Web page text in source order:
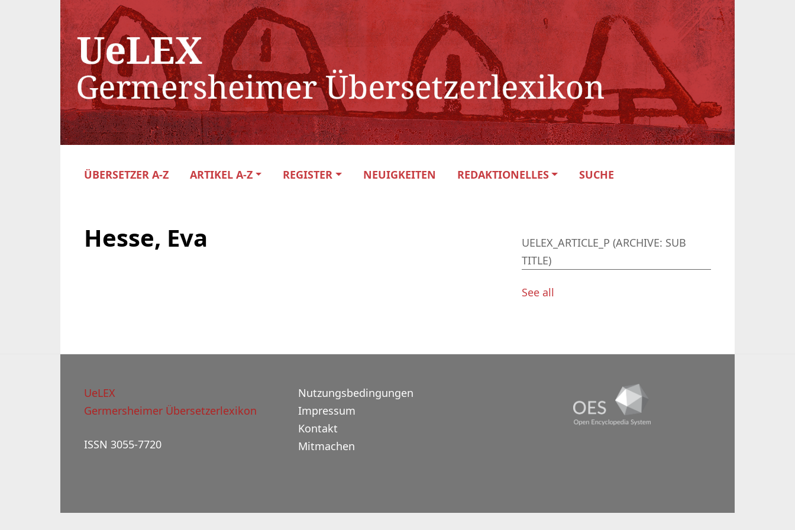
ÜBERSETZER A-Z ARTIKEL A-Z REGISTER NEUIGKEITEN REDAKTIONELLES SUCHE
Hesse, Eva
UELEX_ARTICLE_P (ARCHIVE: SUB
TITLE)
See all
UeLEX
Germersheimer Übersetzerlexikon
ISSN 3055-7720
Nutzungsbedingungen
Impressum
Kontakt
Mitmachen